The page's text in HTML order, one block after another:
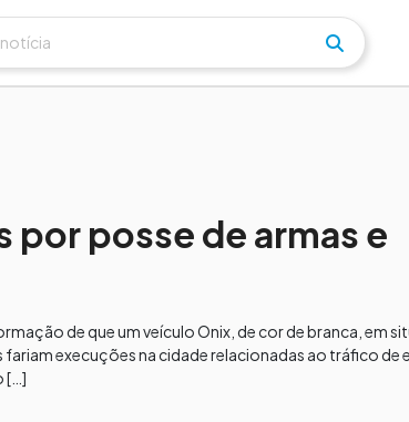
por posse de armas e
de que um veículo Onix, de cor de branca, em
execuções na cidade relacionadas ao tráfico de
[…]